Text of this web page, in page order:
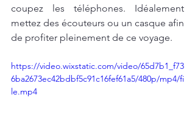
coupez les téléphones. Idéalement
mettez des écouteurs ou un casque afin
de profiter pleinement de ce voyage.
https://video.wixstatic.com/video/65d7b1_f73
6ba2673ec42bdbf5c91c16fef61a5/480p/mp4/fi
le.mp4